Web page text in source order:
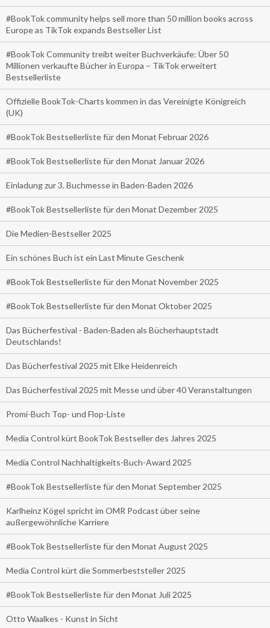
#BookTok community helps sell more than 50 million books across
Europe as TikTok expands Bestseller List
#BookTok Community treibt weiter Buchverkäufe: Über 50
Millionen verkaufte Bücher in Europa – TikTok erweitert
Bestsellerliste
Offizielle BookTok-Charts kommen in das Vereinigte Königreich
(UK)
#BookTok Bestsellerliste für den Monat Februar 2026
#BookTok Bestsellerliste für den Monat Januar 2026
Einladung zur 3. Buchmesse in Baden-Baden 2026
#BookTok Bestsellerliste für den Monat Dezember 2025
Die Medien-Bestseller 2025
Ein schönes Buch ist ein Last Minute Geschenk
#BookTok Bestsellerliste für den Monat November 2025
#BookTok Bestsellerliste für den Monat Oktober 2025
Das Bücherfestival - Baden-Baden als Bücherhauptstadt
Deutschlands!
Das Bücherfestival 2025 mit Elke Heidenreich
Das Bücherfestival 2025 mit Messe und über 40 Veranstaltungen
Promi-Buch Top- und Flop-Liste
Media Control kürt BookTok Bestseller des Jahres 2025
Media Control Nachhaltigkeits-Buch-Award 2025
#BookTok Bestsellerliste für den Monat September 2025
Karlheinz Kögel spricht im OMR Podcast über seine
außergewöhnliche Karriere
#BookTok Bestsellerliste für den Monat August 2025
Media Control kürt die Sommerbeststeller 2025
#BookTok Bestsellerliste für den Monat Juli 2025
Otto Waalkes - Kunst in Sicht